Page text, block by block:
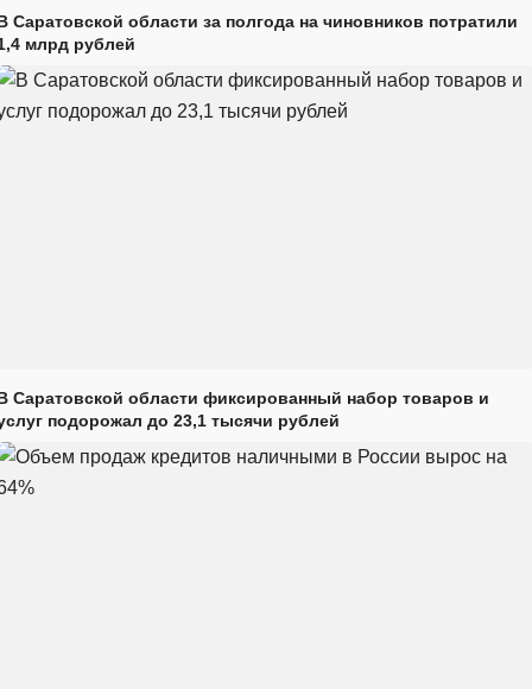
Саратовской области за полгода на чиновников потратили
млрд рублей
Саратовской области фиксированный набор товаров и
подорожал до 23,1 тысячи рублей